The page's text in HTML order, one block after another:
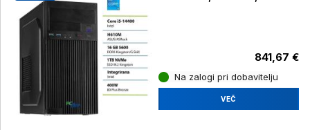
841,67 €
Na zalogi pri dobavitelju
VEČ